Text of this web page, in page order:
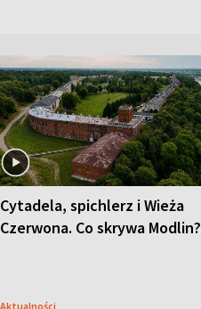
Cytadela, spichlerz i Wieża
Czerwona. Co skrywa Modlin?
Aktualności